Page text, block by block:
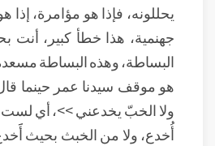
يحللونه، فإذا هو مؤامرة،
جهنمية، هذا خطأ كبير،
البساطة، وهذه البساطة
هو موقف سيدنا عمر حينما
ولا الخبّ يخدعني >>، أي
أُخدع، ولا من الخبث بحيث